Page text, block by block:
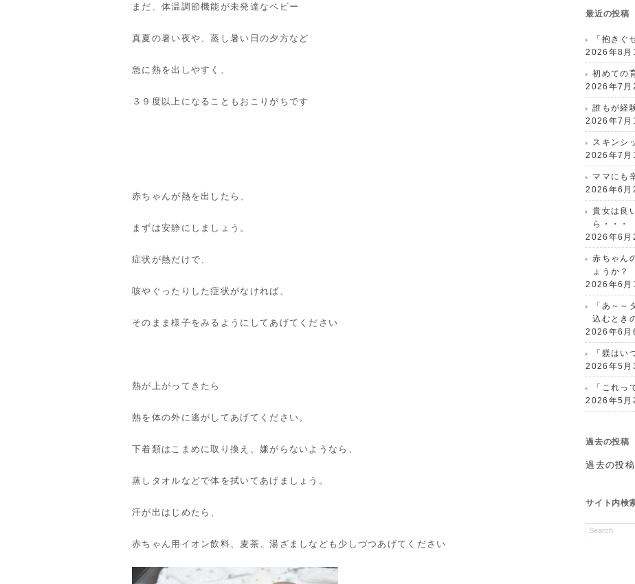
まだ、体温調節機能が未発達なベビー
真夏の暑い夜や、蒸し暑い日の夕方など
急に熱を出しやすく、
３９度以上になることもおこりがちです
赤ちゃんが熱を出したら、
まずは安静にしましょう。
症状が熱だけで、
咳やぐったりした症状がなければ、
そのまま様子をみるようにしてあげてください
熱が上がってきたら
熱を体の外に逃がしてあげてください。
下着類はこまめに取り換え、嫌がらないようなら、
蒸しタオルなどで体を拭いてあげましょう。
汗が出はじめたら、
赤ちゃん用イオン飲料、麦茶、湯ざましなども少しづつあげてください
最近の投稿
「抱きぐ
2026年8月
初めての
2026年7月
誰もが経
2026年7月
スキンシ
2026年7月
ママにも
2026年6月
貴女は良
ら・・・
2026年6月
赤ちゃん
ょうか？
2026年6月
「あ～～
込むとき
2026年6月
「躾はい
2026年5月
「これっ
2026年5月
過去の投稿
過去の投稿
サイト内検